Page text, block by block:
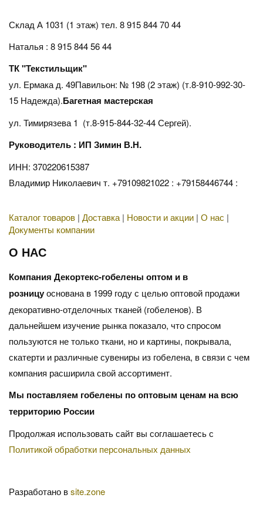
Склад А 1031 (1 этаж) тел. 8 915 844 70 44
Наталья : 8 915 844 56 44
ТК "Текстильщик"
ул. Ермака д. 49Павильон: № 198 (2 этаж) (т.8-910-992-30-
15 Надежда).Багетная мастерская
ул. Тимирязева 1 (т.8-915-844-32-44 Сергей).
Руководитель : ИП Зимин В.Н.
ИНН: 370220615387
Владимир Николаевич т. +79109821022 : +79158446744 :
Каталог товаров | Доставка | Новости и акции | О нас |
Документы компании
О НАС
Компания Декортекс-гобелены оптом и в
розницуоснована в 1999 году с целью оптовой продажи
декоративно-отделочных тканей (гобеленов). В
дальнейшем изучение рынка показало, что спросом
пользуются не только ткани, но и картины, покрывала,
скатерти и различные сувениры из гобелена, в связи с чем
компания расширила свой ассортимент.
Мы поставляем гобелены по оптовым ценам на всю
территорию России
Продолжая использовать сайт вы соглашаетесь с
Политикой обработки персональных данных
Разработано вsite.zone